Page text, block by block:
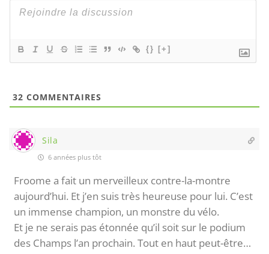
{} [+]
32 COMMENTAIRES
Sila
6 années plus tôt
Froome a fait un merveilleux contre-la-montre
aujourd’hui. Et j’en suis très heureuse pour lui. C’est
un immense champion, un monstre du vélo.
Et je ne serais pas étonnée qu’il soit sur le podium
des Champs l’an prochain. Tout en haut peut-être…